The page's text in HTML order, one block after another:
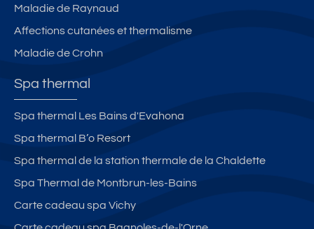
Maladie de Raynaud
Affections cutanées et thermalisme
Maladie de Crohn
Spa thermal
Spa thermal Les Bains d'Evahona
Spa thermal B’o Resort
Spa thermal de la station thermale de la Chaldette
Spa Thermal de Montbrun-les-Bains
Carte cadeau spa Vichy